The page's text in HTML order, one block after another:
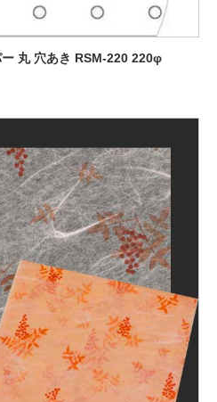
丸 穴あき RSM-220 220φ